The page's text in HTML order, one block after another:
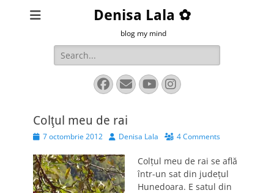
Denisa Lala ✿
blog my mind
Search
for:
Facebook
EmailYouTube
Instagram
Colţul meu de rai
Posted
7 octombrie 2012 AuthorDenisa Lala 4 Comments
Colţul meu de rai se află
într-un sat din judeţul
Hunedoara. E satul din